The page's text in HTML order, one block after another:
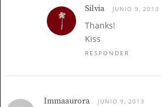
Silvia JUNIO 9, 2013
Thanks!
Kiss
RESPONDER
Immaaurora JUNIO 9, 2013